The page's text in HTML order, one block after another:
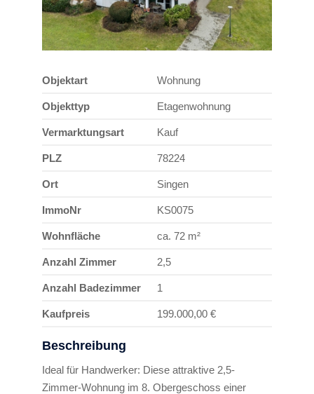
Objektart Wohnung
Objekttyp Etagenwohnung
Vermarktungsart Kauf
PLZ 78224
Ort Singen
ImmoNr KS0075
Wohnfläche ca. 72 m²
Anzahl Zimmer 2,5
Anzahl Badezimmer 1
Kaufpreis 199.000,00 €
Beschreibung
Ideal für Handwerker: Diese attraktive 2,5-
Zimmer-Wohnung im 8. Obergeschoss einer